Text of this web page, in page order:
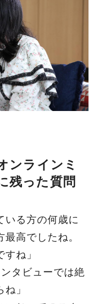
ンラインミ
残った質問
いる方の何歳に
高でしたね。
ね」
タビューでは絶
」